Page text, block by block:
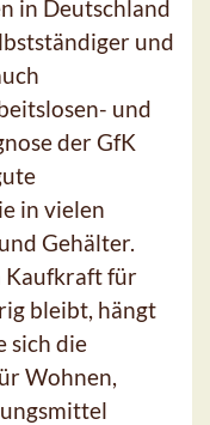
in Deutschland
und
und
der GfK
in vielen
Gehälter.
Kaufkraft für
bleibt, hängt
sich die
Wohnen,